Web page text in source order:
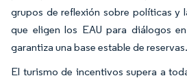
grupos de reflexión sobre políticas y
que eligen los EAU para diálogos
garantiza una base estable de reservas.
El turismo de incentivos supera a